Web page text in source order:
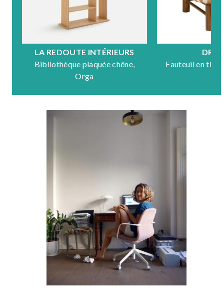
LA REDOUTE INTÉRIEURS
Bibliothèque plaquée chêne,
Orga
Fauteuil en